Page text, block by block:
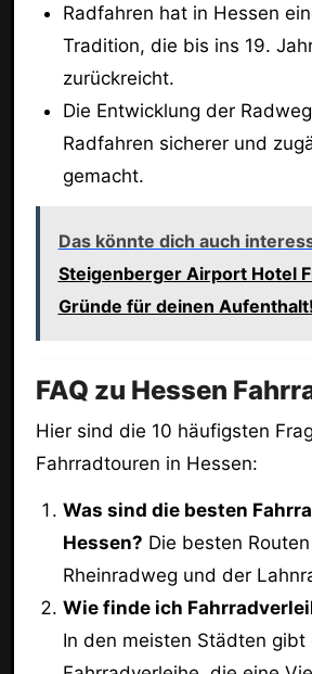
Radfahren hat in Hessen
Tradition, die bis ins 19.
zurückreicht.
Die Entwicklung der
Radfahren sicherer und
gemacht.
Das könnte dich auch
Steigenberger Airport Hotel
Gründe für deinen Aufenthalt!
FAQ zu Hessen
Hier sind die 10 häufigsten
Fahrradtouren in Hessen:
Was sind die besten
Hessen? Die besten
Rheinradweg und der
Wie finde ich
In den meisten Städten